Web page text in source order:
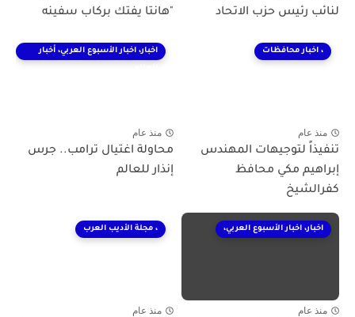
لنائب رئيس حزب الاتحاد
"هانتا يفتك بركاب سفينه
، اخبار محافظات
منذ عام
تنفيذاً لتوجيهات المهندس
إبراهيم مكي محافظ
كفرالشيخ
اخبار، اخبار الأسبوع العربي، أخبار
منذ عام
محاولة اغتيال ترامب.. جرس
إنذار للعالم
اخبار، اخبار الأسبوع العربي،
منذ عام
، مجلة الأديب العرب
منذ عام